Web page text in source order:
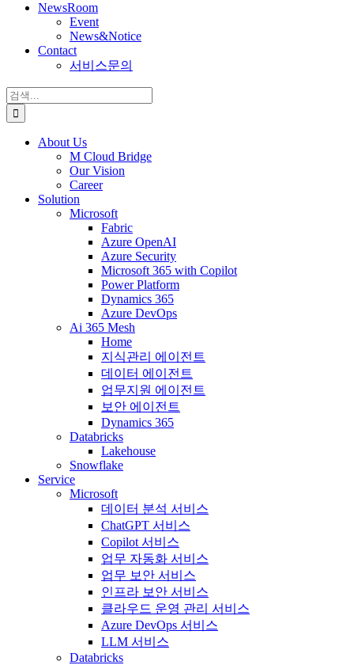
NewsRoom
Event
News&Notice
Contact
서비스문의
검
색:
About Us
M Cloud Bridge
Our Vision
Career
Solution
Microsoft
Fabric
Azure OpenAI
Azure Security
Microsoft 365 with Copilot
Power Platform
Dynamics 365
Azure DevOps
Ai 365 Mesh
Home
지식관리 에이전트
데이터 에이전트
업무지원 에이전트
보안 에이전트
Dynamics 365
Databricks
Lakehouse
Snowflake
Service
Microsoft
데이터 분석 서비스
ChatGPT 서비스
Copilot 서비스
업무 자동화 서비스
업무 보안 서비스
인프라 보안 서비스
클라우드 운영 관리 서비스
Azure DevOps 서비스
LLM 서비스
Databricks